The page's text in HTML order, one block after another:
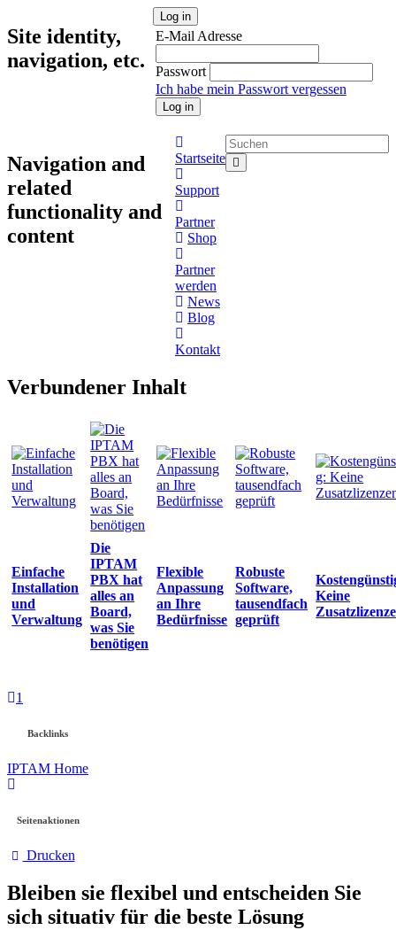
Site identity,
navigation, etc.
Log in
E-Mail Adresse
Passwort
Ich habe mein Passwort vergessen
Log in
Navigation and
related
functionality and
content
Startseite
Support
Partner
Shop
Partner
werden
News
Blog
Kontakt
Verbundener Inhalt
Einfache
Installation
und
Verwaltung
Die
IPTAM
PBX hat
alles an
Board,
was Sie
benötigen
Flexible
Anpassung
an Ihre
Bedürfnisse
Robuste
Software,
tausendfach
geprüft
Keine
1
Backlinks
IPTAM Home
Seitenaktionen
Drucken
Bleiben sie flexibel und entscheiden Sie
sich situativ für die beste Lösung